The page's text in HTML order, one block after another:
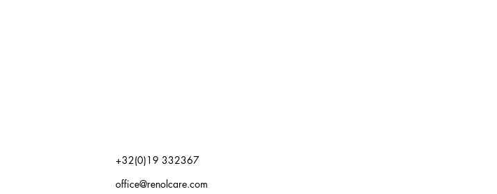
+32(0)19 332367
office@renolcare.com